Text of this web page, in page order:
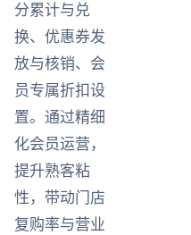
分累计与兑
换、优惠券发
放与核销、会
员专属折扣设
置。通过精细
化会员运营，
提升熟客粘
性，带动门店
复购率与营业